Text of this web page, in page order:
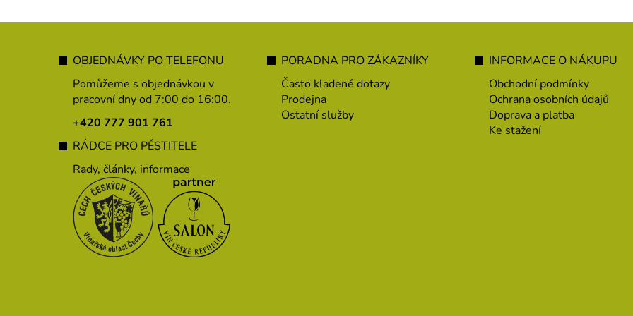
OBJEDNÁVKY PO TELEFONU
Pomůžeme s objednávkou v
pracovní dny od 7:00 do 16:00.
+420 777 901 761
RÁDCE PRO PĚSTITELE
Rady, články, informace
PORADNA PRO ZÁKAZNÍKY
Často kladené dotazy
Prodejna
Ostatní služby
INFORMACE O NÁKUPU
Obchodní podmínky
Ochrana osobních údajů
Doprava a platba
Ke stažení